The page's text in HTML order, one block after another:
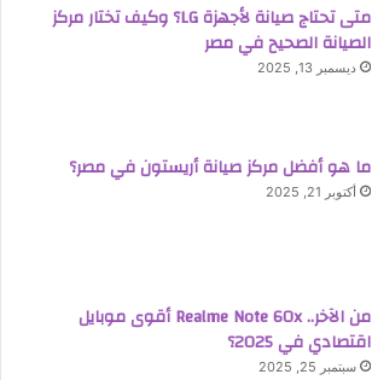
متى تحتاج صيانة لأجهزة LG؟ وكيف تختار مركز
الصيانة الصحيح في مصر
ديسمبر 13, 2025
ما هو أفضل مركز صيانة أريستون في مصر؟
أكتوبر 21, 2025
من الآخر.. Realme Note 60x أقوى موبايل
اقتصادي في 2025؟
سبتمبر 25, 2025